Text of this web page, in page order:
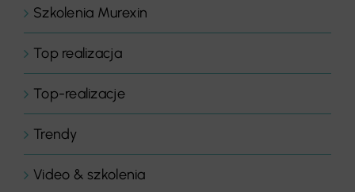
Szkolenia Murexin
Top realizacja
Top-realizacje
Trendy
Video & szkolenia